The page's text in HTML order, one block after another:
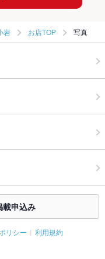
岩 お店TOP 写真
載申込み
リシー 利用規約